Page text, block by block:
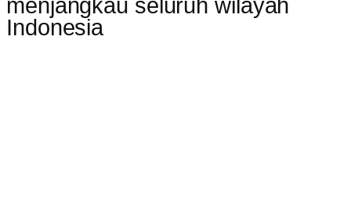
menjangkau seluruh wilayah
Indonesia